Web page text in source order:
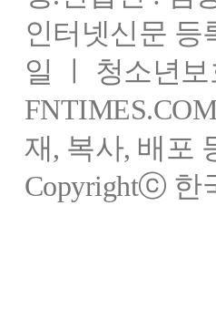
인터넷신문 등
일 ㅣ 청소년
재, 복사, 배포
Copyrightⓒ 한